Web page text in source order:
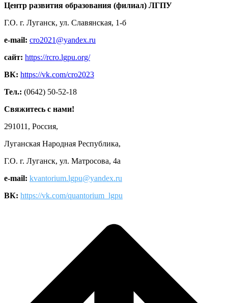
Центр развития образования (филиал) ЛГПУ
Г.О. г. Луганск, ул. Славянская, 1-б
e-mail: cro2021@yandex.ru
сайт: https://rcro.lgpu.org/
ВК: https://vk.com/cro2023
Тел.: (0642) 50-52-18
Свяжитесь с нами!
291011, Россия,
Луганская Народная Республика,
Г.О. г. Луганск, ул. Матросова, 4а
e-mail: kvantorium.lgpu@yandex.ru
ВК: https://vk.com/quantorium_lgpu